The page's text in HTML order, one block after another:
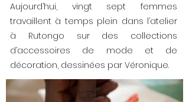
Aujourd’hui, vingt sept femmes
travaillent à temps plein dans l’atelier
à Rutongo sur des collections
d’accessoires de mode et de
décoration, dessinées par Véronique.